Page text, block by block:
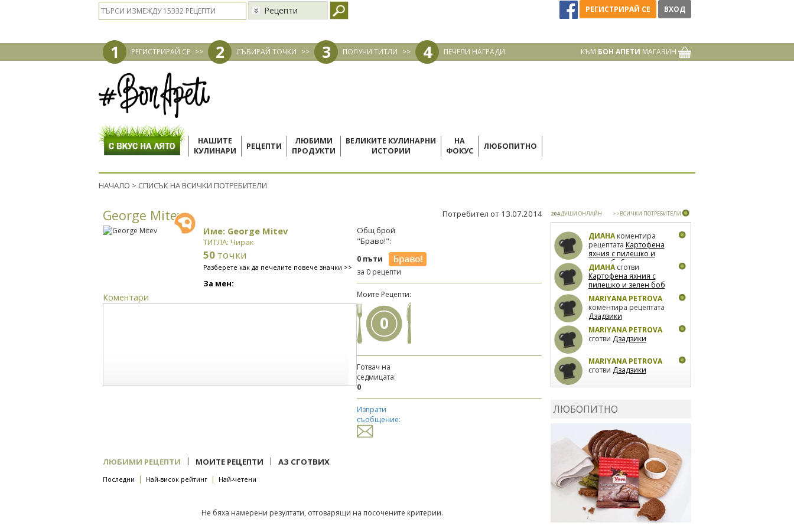
Рецепти РЕГИСТРИРАЙ СЕ ВХОД
1 РЕГИСТРИРАЙ СЕ >> 2 СЪБИРАЙ ТОЧКИ >> 3 ПОЛУЧИ ТИТЛИ >> 4 ПЕЧЕЛИ НАГРАДИ КЪМ БОН АПЕТИ МАГАЗИН
НАШИТЕ
КУЛИНАРИ
РЕЦЕПТИ
ЛЮБИМИ
ПРОДУКТИ
ВЕЛИКИТЕ КУЛИНАРНИ
ИСТОРИИ
НА
ФОКУС
ЛЮБОПИТНО
НАЧАЛО > СПИСЪК НА ВСИЧКИ ПОТРЕБИТЕЛИ
George Mitev Потребител от 13.07.2014
Име: George Mitev
ТИТЛА: Чирак
50 точки
Разберете как да печелите повече значки >>
За мен:
Коментари
Общ брой
"Браво!":
0 пъти
за 0 рецепти
Моите Рецепти:
0
Готвач на
седмицата:
0
Изпрати
съобщение:
ЛЮБИМИ РЕЦЕПТИ | МОИТЕ РЕЦЕПТИ | АЗ СГОТВИХ
Последни | Най-висок рейтинг | Най-четени
Не бяха намерени резултати, отговарящи на посочените критерии.
204ДУШИ ОНЛАЙН >>ВСИЧКИ ПОТРЕБИТЕЛИ
ДИАНАкоментира
рецептата Картофена
яхния с пилешко и
зелен боб
ДИАНАсготви
Картофена яхния с
пилешко и зелен боб
MARIYANA PETROVA
коментира рецептата
Дзадзики
MARIYANA PETROVA
сготви Дзадзики
MARIYANA PETROVA
сготви Дзадзики
фурна
рецептатаСвински
ребра с печени
картофи
ЛЮБОПИТНО